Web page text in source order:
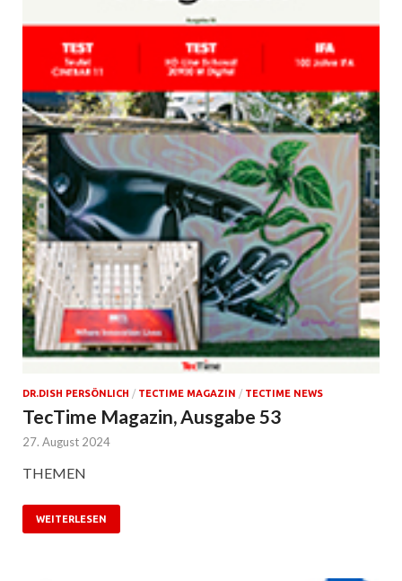
DR.DISH PERSÖNLICH / TECTIME MAGAZIN / TECTIME NEWS
TecTime Magazin, Ausgabe 53
27. August 2024
THEMEN
WEITERLESEN